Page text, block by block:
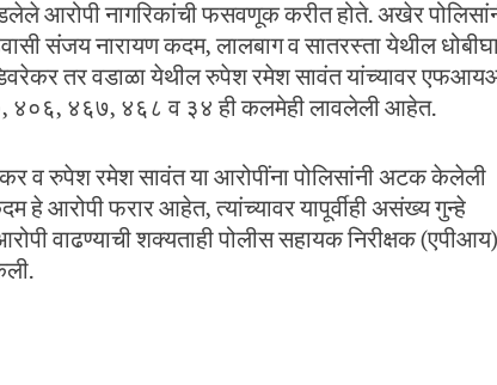
आरोपी नागरिकांची फसवणूक करीत होते. अखेर
संजय नारायण कदम, लालबाग व सातरस्ता येथील
तर वडाळा येथील रुपेश रमेश सावंत यांच्यावर
४०६, ४६७, ४६८ व ३४ ही कलमेही लावलेली आहेत.
व रुपेश रमेश सावंत या आरोपींना पोलिसांनी अटक केलेली
आरोपी फरार आहेत, त्यांच्यावर यापूर्वीही असंख्य गुन्हे
वाढण्याची शक्यताही पोलीस सहायक निरीक्षक (एपीआय)